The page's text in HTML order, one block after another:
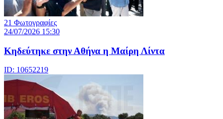
21 Φωτογραφίες
24/07/2026 15:30
Κηδεύτηκε στην Αθήνα η Μαίρη Λίντα
ID: 10652219